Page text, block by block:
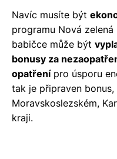
Navíc musíte být
programu Nová
babičce může být
bonusy za
opatřenípro úsporu
tak je připraven
Moravskoslezském,
kraji.